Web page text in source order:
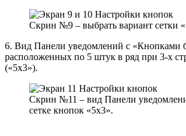
Скрин №9 – выбрать вариант сетки
6. Вид Панели уведомлений с «Кнопками
расположенных по 5 штук в ряд при 3-х
(«5х3»).
Скрин №11 – вид Панели
сетке кнопок «5х3».